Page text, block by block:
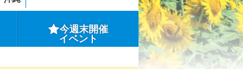
今週末開催
イベント